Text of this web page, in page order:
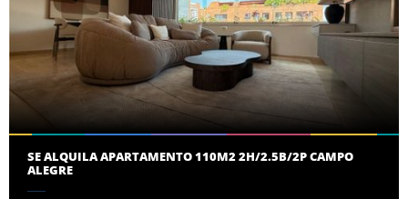
SE ALQUILA APARTAMENTO 110M2 2H/2.5B/2P CAMPO
ALEGRE